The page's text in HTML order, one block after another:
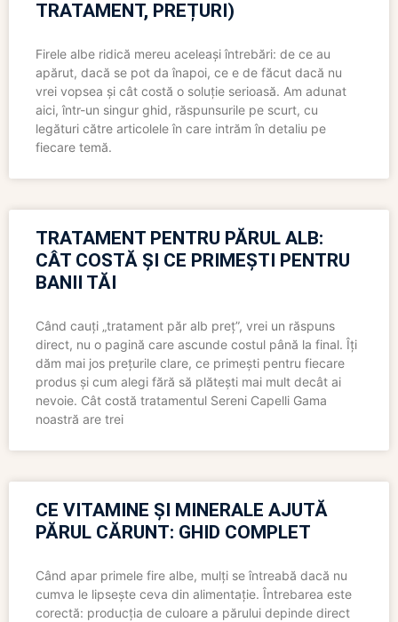
TRATAMENT, PREȚURI)
Firele albe ridică mereu aceleași întrebări: de ce au
apărut, dacă se pot da înapoi, ce e de făcut dacă nu
vrei vopsea și cât costă o soluție serioasă. Am adunat
aici, într-un singur ghid, răspunsurile pe scurt, cu
legături către articolele în care intrăm în detaliu pe
fiecare temă.
TRATAMENT PENTRU PĂRUL ALB:
CÂT COSTĂ ȘI CE PRIMEȘTI PENTRU
BANII TĂI
Când cauți „tratament păr alb preț”, vrei un răspuns
direct, nu o pagină care ascunde costul până la final. Îți
dăm mai jos prețurile clare, ce primești pentru fiecare
produs și cum alegi fără să plătești mai mult decât ai
nevoie. Cât costă tratamentul Sereni Capelli Gama
noastră are trei
CE VITAMINE ȘI MINERALE AJUTĂ
PĂRUL CĂRUNT: GHID COMPLET
Când apar primele fire albe, mulți se întreabă dacă nu
cumva le lipsește ceva din alimentație. Întrebarea este
corectă: producția de culoare a părului depinde direct